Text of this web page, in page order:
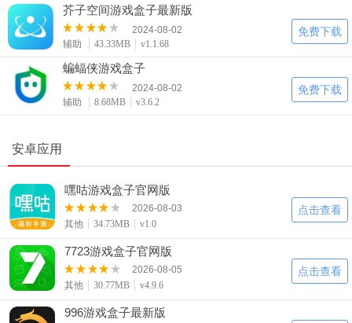
芥子空间游戏盒子最新版
2024-08-02
辅助
43.33MB v1.1.68
免费下载
蝙蝠侠游戏盒子
2024-08-02
辅助
8.68MB v3.6.2
免费下载
安卓应用
嘿咕游戏盒子官网版
2026-08-03
其他
34.73MB v1.0
点击查看
7723游戏盒子官网版
2026-08-05
其他
30.77MB v4.9.6
点击查看
996游戏盒子最新版